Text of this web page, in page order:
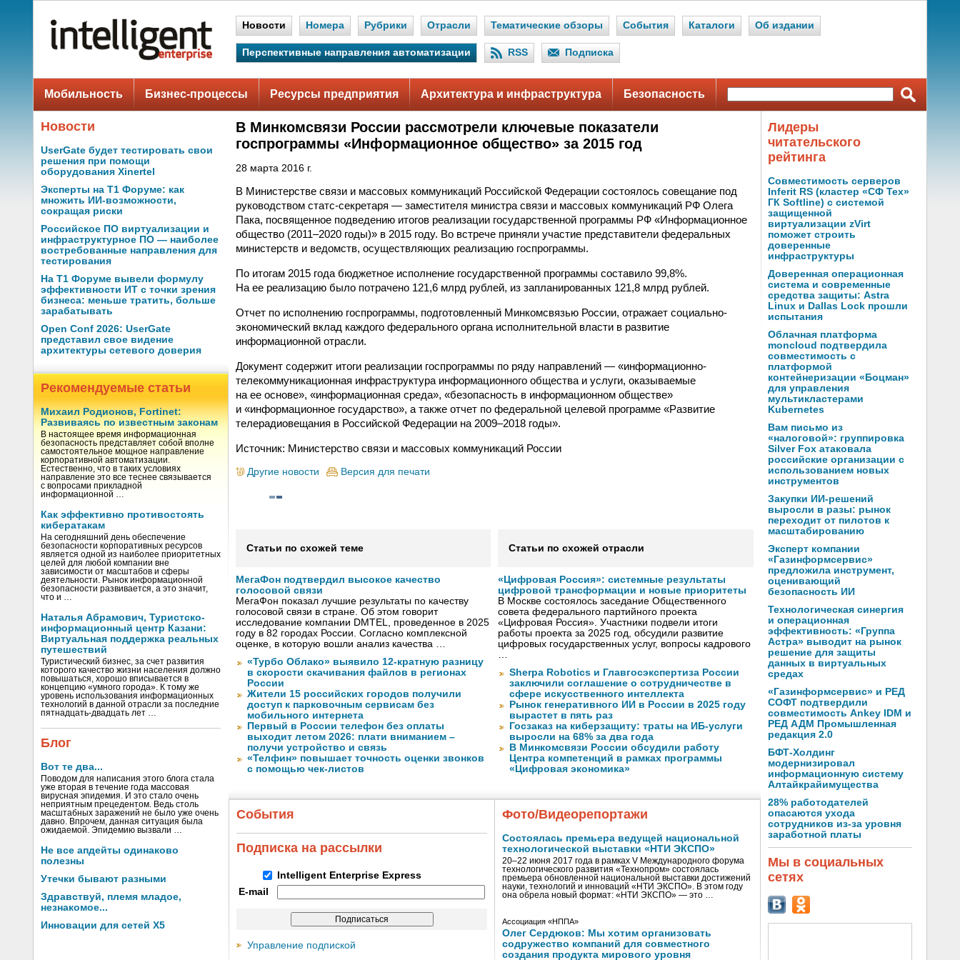
Новости Номера Рубрики Отрасли Тематические обзоры События Каталоги Об издании
Перспективные направления автоматизации RSS Подписка
Мобильность Бизнес-процессы Ресурсы предприятия Архитектура и инфраструктура Безопасность
Новости
UserGate будет тестировать свои
решения при помощи
оборудования Xinertel
Эксперты на Т1 Форуме: как
множить ИИ-возможности,
сокращая риски
Российское ПО виртуализации и
инфраструктурное ПО — наиболее
востребованные направления для
тестирования
На Т1 Форуме вывели формулу
эффективности ИТ с точки зрения
бизнеса: меньше тратить, больше
зарабатывать
Open Conf 2026: UserGate
представил свое видение
архитектуры сетевого доверия
Рекомендуемые статьи
Михаил Родионов, Fortinet:
Развиваясь по известным законам
В настоящее время информационная
безопасность представляет собой вполне
самостоятельное мощное направление
корпоративной автоматизации.
Естественно, что в таких условиях
направление это все теснее связывается
с вопросами прикладной
информационной …
Как эффективно противостоять
кибератакам
На сегодняшний день обеспечение
безопасности корпоративных ресурсов
является одной из наиболее приоритетных
целей для любой компании вне
зависимости от масштабов и сферы
деятельности. Рынок информационной
безопасности развивается, а это значит,
что и …
Наталья Абрамович, Туристско-
информационный центр Казани:
Виртуальная поддержка реальных
путешествий
Туристический бизнес, за счет развития
которого качество жизни населения должно
повышаться, хорошо вписывается в
концепцию «умного города». К тому же
уровень использования информационных
технологий в данной отрасли за последние
пятнадцать-двадцать лет …
Блог
Вот те два...
Поводом для написания этого блога стала
уже вторая в течение года массовая
вирусная эпидемия. И это стало очень
неприятным прецедентом. Ведь столь
масштабных заражений не было уже очень
давно. Впрочем, данная ситуация была
ожидаемой. Эпидемию вызвали …
Не все апдейты одинаково
полезны
Утечки бывают разными
Здравствуй, племя младое,
незнакомое...
Инновации для сетей X5
В Минкомсвязи России рассмотрели ключевые показатели
госпрограммы «Информационное общество» за 2015 год
28 марта 2016 г.
В Министерстве связи и массовых коммуникаций Российской Федерации состоялось совещание под
руководством статс-секретаря — заместителя министра связи и массовых коммуникаций РФ Олега
Пака, посвященное подведению итогов реализации государственной программы РФ «Информационное
общество (2011–2020 годы)» в 2015 году. Во встрече приняли участие представители федеральных
министерств и ведомств, осуществляющих реализацию госпрограммы.
По итогам 2015 года бюджетное исполнение государственной программы составило 99,8%.
На ее реализацию было потрачено 121,6 млрд рублей, из запланированных 121,8 млрд рублей.
Отчет по исполнению госпрограммы, подготовленный Минкомсвязью России, отражает социально-
экономический вклад каждого федерального органа исполнительной власти в развитие
информационной отрасли.
Документ содержит итоги реализации госпрограммы по ряду направлений — «информационно-
телекоммуникационная инфраструктура информационного общества и услуги, оказываемые
на ее основе», «информационная среда», «безопасность в информационном обществе»
и «информационное государство», а также отчет по федеральной целевой программе «Развитие
телерадиовещания в Российской Федерации на 2009–2018 годы».
Источник: Министерство связи и массовых коммуникаций России
Другие новости Версия для печати
Статьи по схожей теме
МегаФон подтвердил высокое качество
голосовой связи
МегаФон показал лучшие результаты по качеству
голосовой связи в стране. Об этом говорит
исследование компании DMTEL, проведенное в 2025
году в 82 городах России. Согласно комплексной
оценке, в которую вошли анализ качества …
«Турбо Облако» выявило 12-кратную разницу
в скорости скачивания файлов в регионах
России
Жители 15 российских городов получили
доступ к парковочным сервисам без
мобильного интернета
Первый в России телефон без оплаты
выходит летом 2026: плати вниманием –
получи устройство и связь
«Телфин» повышает точность оценки звонков
с помощью чек-листов
Статьи по схожей отрасли
«Цифровая Россия»: системные результаты
цифровой трансформации и новые приоритеты
В Москве состоялось заседание Общественного
совета федерального партийного проекта
«Цифровая Россия». Участники подвели итоги
работы проекта за 2025 год, обсудили развитие
цифровых государственных услуг, вопросы кадрового
…
Sherpa Robotics и Главгосэкспертиза России
заключили соглашение о сотрудничестве в
сфере искусственного интеллекта
Рынок генеративного ИИ в России в 2025 году
вырастет в пять раз
Госзаказ на киберзащиту: траты на ИБ-услуги
выросли на 68% за два года
В Минкомсвязи России обсудили работу
Центра компетенций в рамках программы
«Цифровая экономика»
События
Подписка на рассылки
Intelligent Enterprise Express
E-mail
Управление подпиской
Фото/Видеорепортажи
Состоялась премьера ведущей национальной
технологической выставки «НТИ ЭКСПО»
20–22 июня 2017 года в рамках V Международного форума
технологического развития «Технопром» состоялась
премьера обновленной национальной выставки достижений
науки, технологий и инноваций «НТИ ЭКСПО». В этом году
она обрела новый формат: «НТИ ЭКСПО» — это …
Ассоциация «НППА»
Олег Сердюков: Мы хотим организовать
содружество компаний для совместного
создания продукта мирового уровня
Лидеры
читательского
рейтинга
Совместимость серверов
Inferit RS (кластер «СФ Тех»
ГК Softline) с системой
защищенной
виртуализации zVirt
поможет строить
доверенные
инфраструктуры
Доверенная операционная
система и современные
средства защиты: Astra
Linux и Dallas Lock прошли
испытания
Облачная платформа
moncloud подтвердила
совместимость с
платформой
контейнеризации «Боцман»
для управления
мультикластерами
Kubernetes
Вам письмо из
«налоговой»: группировка
Silver Fox атаковала
российские организации с
использованием новых
инструментов
Закупки ИИ-решений
выросли в разы: рынок
переходит от пилотов к
масштабированию
Эксперт компании
«Газинформсервис»
предложила инструмент,
оценивающий
безопасность ИИ
Технологическая синергия
и операционная
эффективность: «Группа
Астра» выводит на рынок
решение для защиты
данных в виртуальных
средах
«Газинформсервис» и РЕД
СОФТ подтвердили
совместимость Ankey IDM и
РЕД АДМ Промышленная
редакция 2.0
БФТ-Холдинг
модернизировал
информационную систему
Алтайкрайимущества
28% работодателей
опасаются ухода
сотрудников из-за уровня
заработной платы
Мы в социальных
сетях